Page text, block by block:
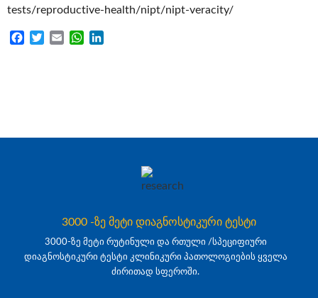
tests/reproductive-health/nipt/nipt-veracity/
FacebookTwitter
Email WhatsApp
3000 -ზე მეტი დიაგნოსტიკური ტესტი
3000-ზე მეტი რუტინული და რთული /სპეციფიური
დიაგნოსტიკური ტესტი კლინიკური პათოლოგიების ყველა
ძირითად სფეროში.